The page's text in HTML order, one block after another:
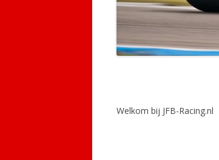
Welkom bij JFB-Racing.nl